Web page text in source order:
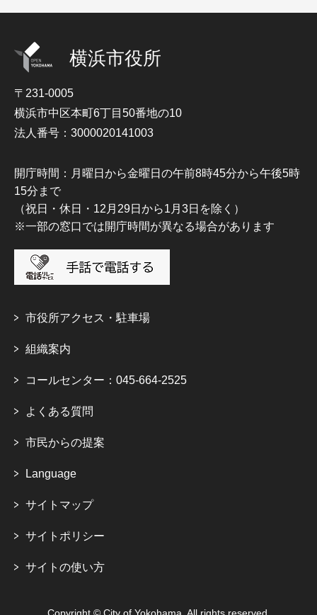
横浜市役所
〒231-0005
横浜市中区本町6丁目50番地の10
法人番号：3000020141003
開庁時間：月曜日から金曜日の午前8時45分から午後5時
15分まで
（祝日・休日・12月29日から1月3日を除く）
※一部の窓口では開庁時間が異なる場合があります
市役所アクセス・駐車場
組織案内
コールセンター：045-664-2525
よくある質問
市民からの提案
Language
サイトマップ
サイトポリシー
サイトの使い方